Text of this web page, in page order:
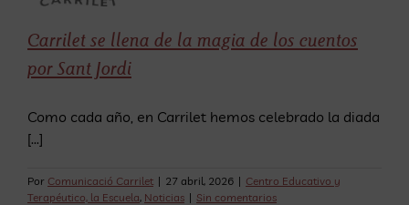
contenido
Carrilet se llena de la magia de los cuentos
por Sant Jordi
Como cada año, en Carrilet hemos celebrado la diada
[...]
Por Comunicació Carrilet | 27 abril, 2026 | Centro Educativo y
Terapéutico, la Escuela, Noticias | Sin comentarios